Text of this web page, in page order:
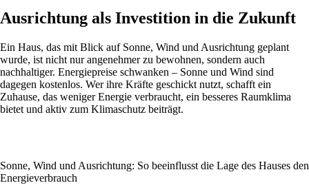
Ausrichtung als Investition in die Zukunft
Ein Haus, das mit Blick auf Sonne, Wind und Ausrichtung geplant
wurde, ist nicht nur angenehmer zu bewohnen, sondern auch
nachhaltiger. Energiepreise schwanken – Sonne und Wind sind
dagegen kostenlos. Wer ihre Kräfte geschickt nutzt, schafft ein
Zuhause, das weniger Energie verbraucht, ein besseres Raumklima
bietet und aktiv zum Klimaschutz beiträgt.
Sonne, Wind und Ausrichtung: So beeinflusst die Lage des Hauses den
Energieverbrauch